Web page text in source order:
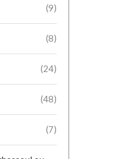
(9)
(8)
(24)
(48)
(7)